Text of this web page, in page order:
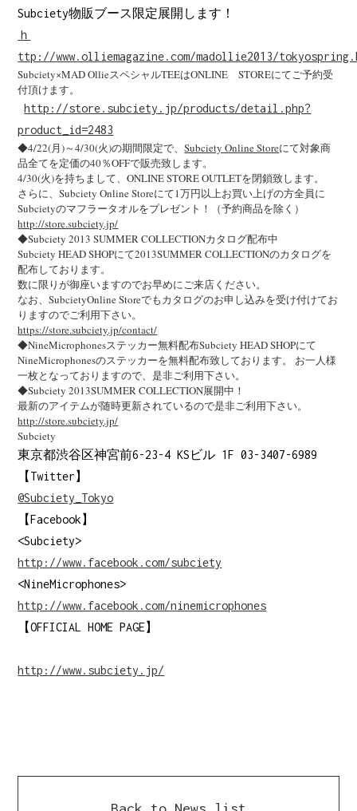
Subciety物販ブース限定展開します！
ｈ
ttp://www.olliemagazine.com/madollie2013/
Subciety×MAD OllieスペシャルTEEはONLINE STOREにてご予約受
付頂けます。
http://store.subciety.jp/products/detail.php?
product_id=2483
◆4/22(月)～4/30(火)の期間限定で、Subciety Online Storeにて対象商
品全てを定価の40％OFFで販売致します。
4/30(火)を持ちまして、ONLINE STORE OUTLETを閉鎖致します。
さらに、Subciety Online Storeにて1万円以上お買い上げの方全員に
Subcietyのマフラータオルをプレゼント！（予約商品を除く）
http://store.subciety.jp/
◆Subciety 2013 SUMMER COLLECTIONカタログ配布中
Subciety HEAD SHOPにて2013SUMMER COLLECTIONのカタログを
配布しております。
数に限りが御座いますのでお早めにご来店ください。
なお、SubcietyOnline Storeでもカタログのお申し込みを受け付けてお
りますのでご利用下さい。
https://store.subciety.jp/contact/
◆NineMicrophonesステッカー無料配布Subciety HEAD SHOPにて
NineMicrophonesのステッカーを無料配布致しております。 お一人様
一枚となっておりますので、是非ご利用下さい。
◆Subciety 2013SUMMER COLLECTION展開中！
最新のアイテムが随時更新されているので是非ご利用下さい。
http://store.subciety.jp/
Subciety
東京都渋谷区神宮前6-23-4 KSビル 1F 03-3407-6989
【Twitter】
@Subciety_Tokyo
【Facebook】
<Subciety>
http://www.facebook.com/subciety
<NineMicrophones>
http://www.facebook.com/ninemicrophones
【OFFICIAL HOME PAGE】
http://www.subciety.jp/